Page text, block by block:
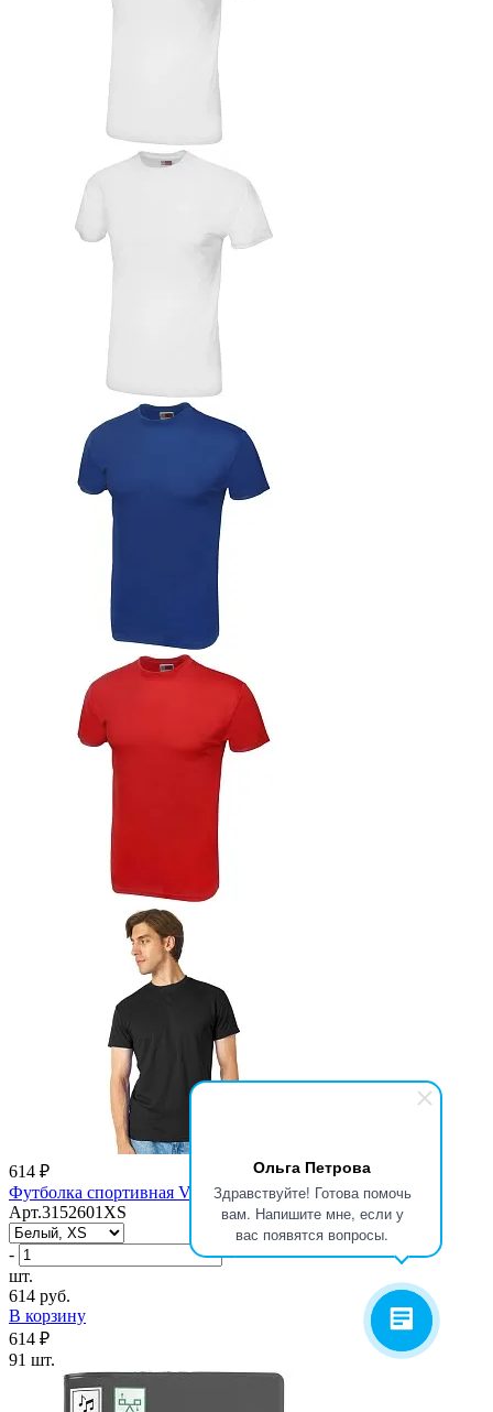
Ольга Петрова
Здравствуйте! Готова помочь
вам. Напишите мне, если у
вас появятся вопросы.
614 ₽
Футболка спортивная Verona мужская
Арт.3152601XS
-
+
шт.
614 руб.
В корзину
614 ₽
91 шт.